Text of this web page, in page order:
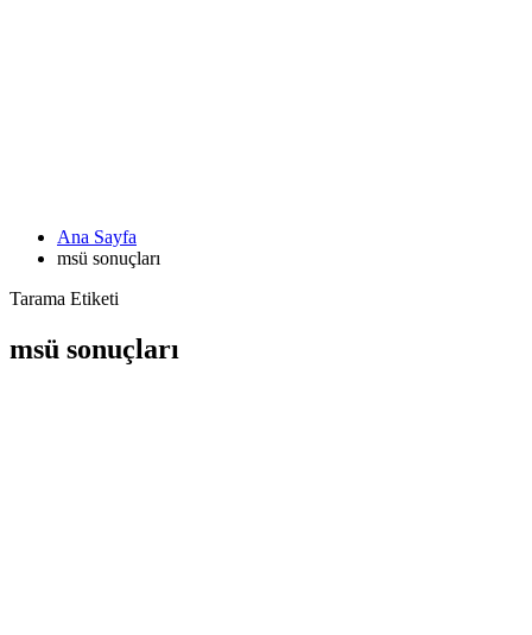
Ana Sayfa
msü sonuçları
Tarama Etiketi
msü sonuçları